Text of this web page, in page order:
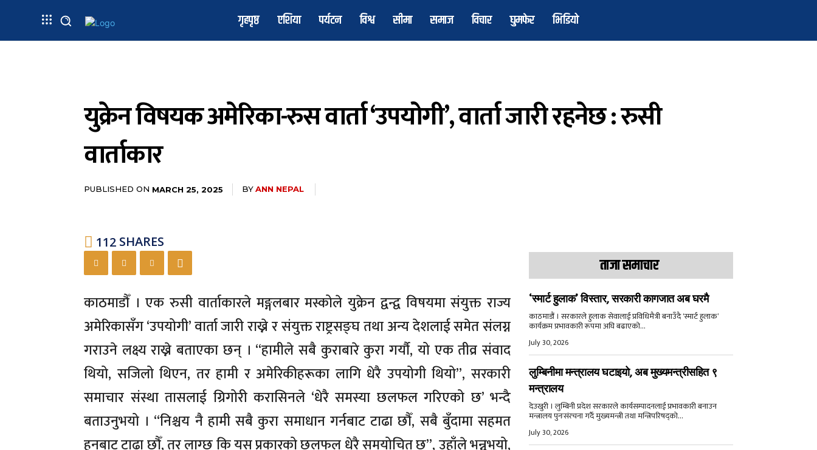
गृहपृष्ठ एशिया पर्यटन विश्व सीमा समाज विचार घुमफेर भिडियो
युक्रेन विषयक अमेरिका-रुस वार्ता ‘उपयोगी’, वार्ता जारी रहनेछ : रुसी
वार्ताकार
PUBLISHED ON MARCH 25, 2025 BYANN NEPAL
112 SHARES
काठमाडौँ । एक रुसी वार्ताकारले मङ्गलबार मस्कोले युक्रेन द्वन्द्व विषयमा संयुक्त राज्य
अमेरिकासँग ‘उपयोगी’ वार्ता जारी राख्ने र संयुक्त राष्ट्रसङ्घ तथा अन्य देशलाई समेत संलग्न
गराउने लक्ष्य राख्ने बताएका छन् । “हामीले सबै कुराबारे कुरा गर्यौ, यो एक तीव्र संवाद
थियो, सजिलो थिएन, तर हामी र अमेरिकीहरूका लागि धेरै उपयोगी थियो”, सरकारी
समाचार संस्था तासलाई ग्रिगोरी करासिनले ‘धेरै समस्या छलफल गरिएको छ’ भन्दै
बताउनुभयो । “निश्चय नै हामी सबै कुरा समाधान गर्नबाट टाढा छौँ, सबै बुँदामा सहमत
हुनबाट टाढा छौँ, तर लाग्छ कि यस प्रकारको छलफल धेरै समयोचित छ”, उहाँले भन्नुभयो,
ताजा समाचार
‘स्मार्ट हुलाक’ विस्तार, सरकारी कागजात अब घरमै
काठमाडौं । सरकारले हुलाक सेवालाई प्रविधिमैत्री बनाउँदै ‘स्मार्ट हुलाक’
कार्यक्रम प्रभावकारी रूपमा अघि बढाएको...
July 30, 2026
लुम्बिनीमा मन्त्रालय घटाइयो, अब मुख्यमन्त्रीसहित ९
मन्त्रालय
देउखुरी । लुम्बिनी प्रदेश सरकारले कार्यसम्पादनलाई प्रभावकारी बनाउन
मन्त्रालय पुनःसंरचना गर्दै मुख्यमन्त्री तथा मन्त्रिपरिषद्को...
July 30, 2026